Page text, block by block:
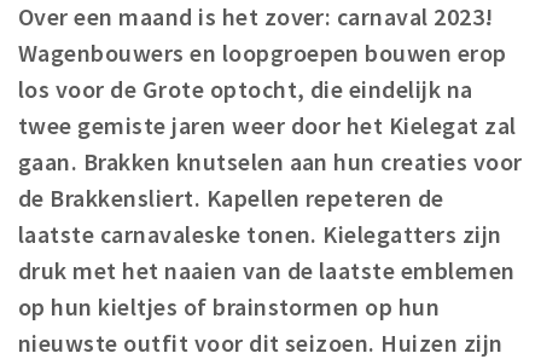
Winkels
Winkelgebieden
Parkeren
Musea, theaters & podia
Uitjes & activiteiten
Toeristische routes
Natuurgebieden
Over een maand is het zover: carnaval 2023!
Wagenbouwers en loopgroepen bouwen erop
los voor de Grote optocht, die eindelijk na
twee gemiste jaren weer door het Kielegat zal
gaan. Brakken knutselen aan hun creaties voor
de Brakkensliert. Kapellen repeteren de
laatste carnavaleske tonen. Kielegatters zijn
druk met het naaien van de laatste emblemen
op hun kieltjes of brainstormen op hun
nieuwste outfit voor dit seizoen. Huizen zijn